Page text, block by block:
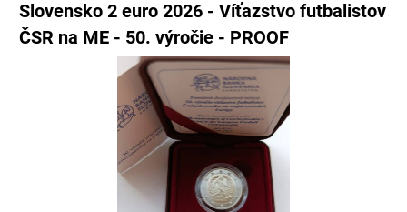
Slovensko 2 euro 2026 - Víťazstvo futbalistov
ČSR na ME - 50. výročie - PROOF